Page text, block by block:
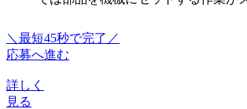
＼最短45秒で完了／
応募へ進む
詳しく
見る